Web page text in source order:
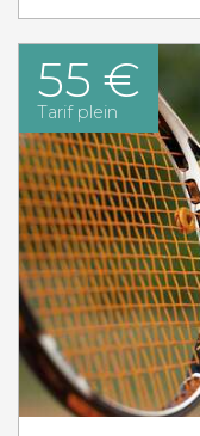
55 €
Tarif plein